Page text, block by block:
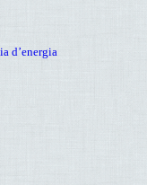
d’energia